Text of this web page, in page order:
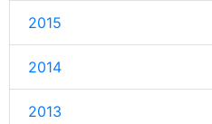
2015
2014
2013